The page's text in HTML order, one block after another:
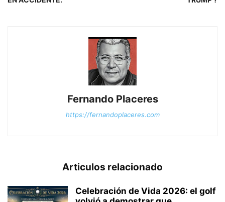
Fernando Placeres
https://fernandoplaceres.com
Articulos relacionado
Celebración de Vida 2026: el golf